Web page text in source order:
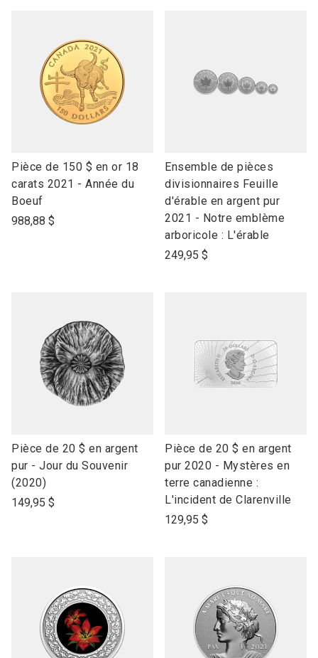
link
to
open
product
Pièce de 150 $ en or 18
carats 2021 - Année du
Boeuf
988,88 $
link
to
open
product
name
Ensemble de pièces
divisionnaires Feuille
d'érable en argent pur
2021 - Notre emblème
arboricole : L'érable
249,95 $
link
to
open
product
Pièce de 20 $ en argent
pur - Jour du Souvenir
(2020)
149,95 $
link
to
open
product
name
Pièce de 20 $ en argent
pur 2020 - Mystères en
terre canadienne :
L'incident de Clarenville
129,95 $